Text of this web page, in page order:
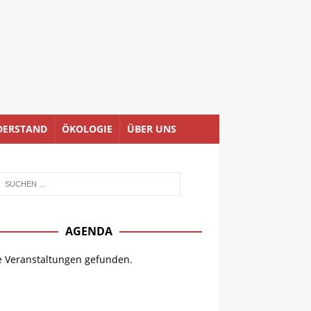
ÖKOLOGIE ÜBER UNS
AGENDA
Veranstaltungen gefunden.